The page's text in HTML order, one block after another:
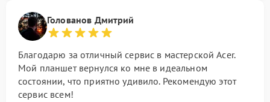
Голованов Дмитрий
Благодарю за отличный сервис в мастерской Acer.
Мой планшет вернулся ко мне в идеальном
состоянии, что приятно удивило. Рекомендую этот
сервис всем!